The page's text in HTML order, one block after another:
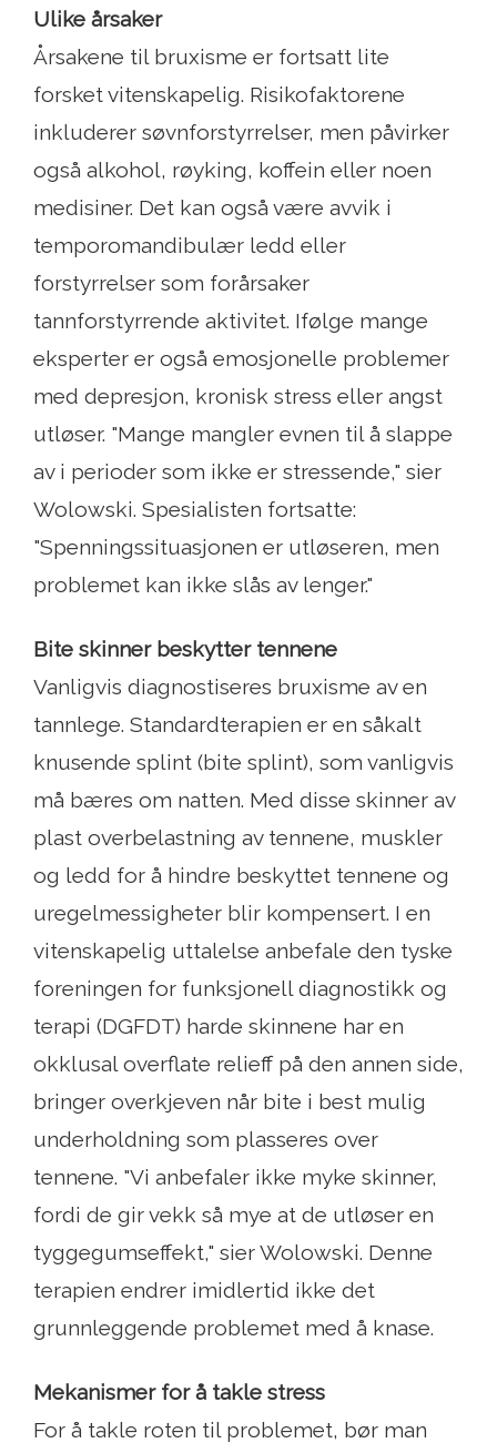
Ulike årsaker
Årsakene til bruxisme er fortsatt lite
forsket vitenskapelig. Risikofaktorene
inkluderer søvnforstyrrelser, men påvirker
også alkohol, røyking, koffein eller noen
medisiner. Det kan også være avvik i
temporomandibulær ledd eller
forstyrrelser som forårsaker
tannforstyrrende aktivitet. Ifølge mange
eksperter er også emosjonelle problemer
med depresjon, kronisk stress eller angst
utløser. "Mange mangler evnen til å slappe
av i perioder som ikke er stressende," sier
Wolowski. Spesialisten fortsatte:
"Spenningssituasjonen er utløseren, men
problemet kan ikke slås av lenger."
Bite skinner beskytter tennene
Vanligvis diagnostiseres bruxisme av en
tannlege. Standardterapien er en såkalt
knusende splint (bite splint), som vanligvis
må bæres om natten. Med disse skinner av
plast overbelastning av tennene, muskler
og ledd for å hindre beskyttet tennene og
uregelmessigheter blir kompensert. I en
vitenskapelig uttalelse anbefale den tyske
foreningen for funksjonell diagnostikk og
terapi (DGFDT) harde skinnene har en
okklusal overflate relieff på den annen side,
bringer overkjeven når bite i best mulig
underholdning som plasseres over
tennene. "Vi anbefaler ikke myke skinner,
fordi de gir vekk så mye at de utløser en
tyggegumseffekt," sier Wolowski. Denne
terapien endrer imidlertid ikke det
grunnleggende problemet med å knase.
Mekanismer for å takle stress
For å takle roten til problemet, bør man